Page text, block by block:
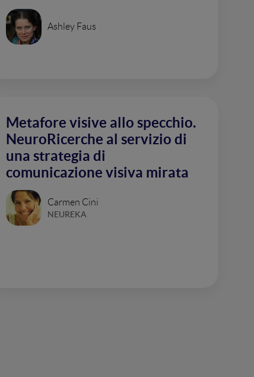
Ashley Faus
Metafore visive allo specchio.
NeuroRicerche al servizio di
una strategia di
comunicazione visiva mirata
Carmen Cini
NEUREKA